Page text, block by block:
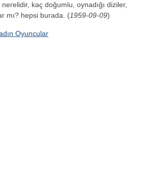
kaç doğumlu, oynadığı diziler,
mı? hepsi burada. (1959-09-09)
Oyuncular